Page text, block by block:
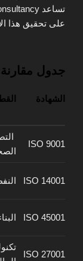
على تحقيق هذا
جدول مقارنة
الشهادة
ISO 9001
ISO 14001
ISO 45001
ISO 27001